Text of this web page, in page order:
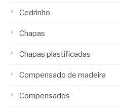
Cedrinho
Chapas
Chapas plastificadas
Compensado de madeira
Compensados